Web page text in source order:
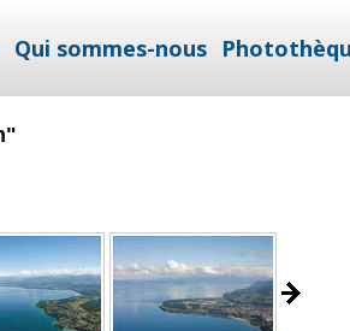
Qui sommes-nous